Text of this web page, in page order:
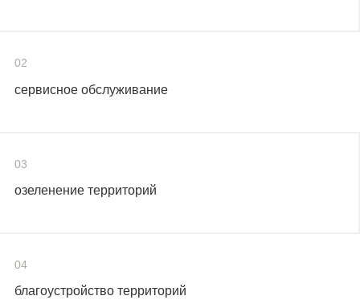
02
сервисное обслуживание
03
озеленение территорий
04
благоустройство территорий